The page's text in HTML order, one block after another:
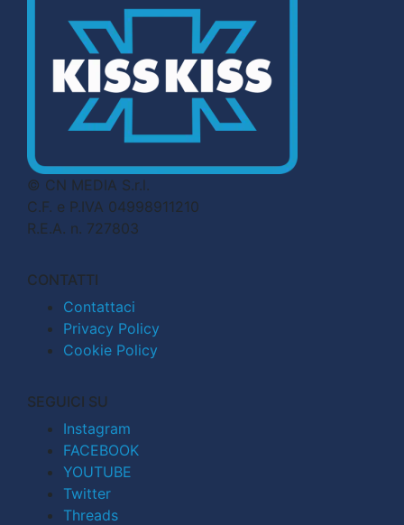
© CN MEDIA S.r.l.
C.F. e P.IVA 04998911210
R.E.A. n. 727803
CONTATTI
Contattaci
Privacy Policy
Cookie Policy
SEGUICI SU
Instagram
FACEBOOK
YOUTUBE
Twitter
Threads